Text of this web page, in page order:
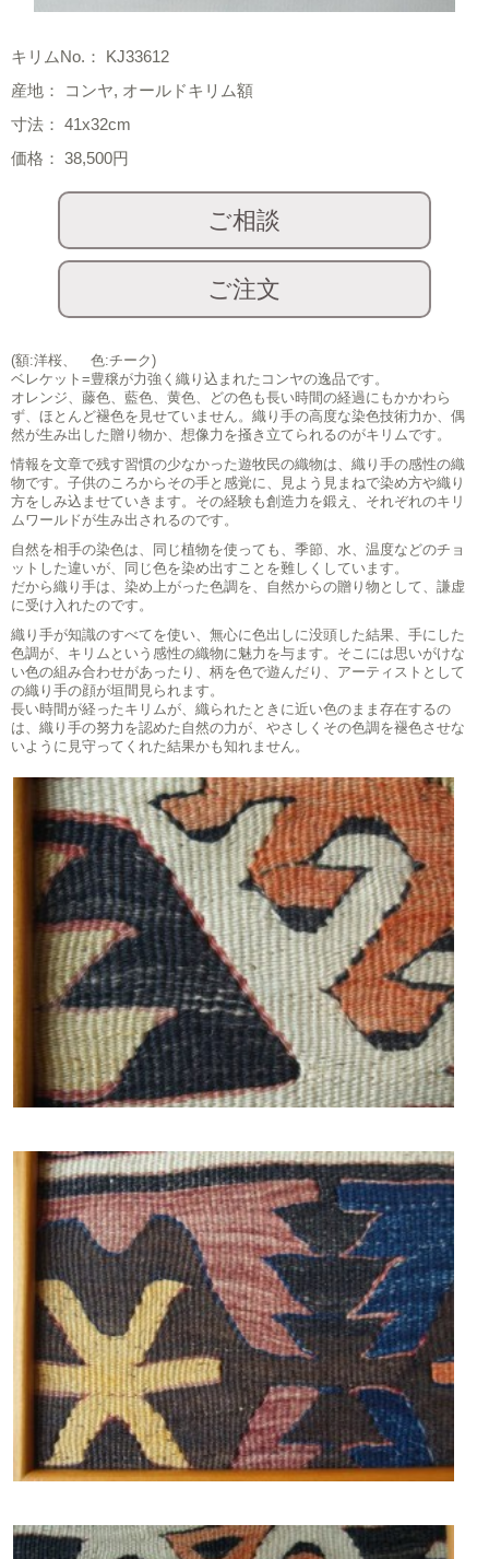
キリムNo.： KJ33612
産地： コンヤ, オールドキリム額
寸法： 41x32cm
価格： 38,500円
(額:洋桜、 色:チーク)
ベレケット=豊穣が力強く織り込まれたコンヤの逸品です。
オレンジ、藤色、藍色、黄色、どの色も長い時間の経過にもかかわら
ず、ほとんど褪色を見せていません。織り手の高度な染色技術力か、偶
然が生み出した贈り物か、想像力を掻き立てられるのがキリムです。
情報を文章で残す習慣の少なかった遊牧民の織物は、織り手の感性の織
物です。子供のころからその手と感覚に、見よう見まねで染め方や織り
方をしみ込ませていきます。その経験も創造力を鍛え、それぞれのキリ
ムワールドが生み出されるのです。
自然を相手の染色は、同じ植物を使っても、季節、水、温度などのチョ
ットした違いが、同じ色を染め出すことを難しくしています。
だから織り手は、染め上がった色調を、自然からの贈り物として、謙虚
に受け入れたのです。
織り手が知識のすべてを使い、無心に色出しに没頭した結果、手にした
色調が、キリムという感性の織物に魅力を与ます。そこには思いがけな
い色の組み合わせがあったり、柄を色で遊んだり、アーティストとして
の織り手の顔が垣間見られます。
長い時間が経ったキリムが、織られたときに近い色のまま存在するの
は、織り手の努力を認めた自然の力が、やさしくその色調を褪色させな
いように見守ってくれた結果かも知れません。